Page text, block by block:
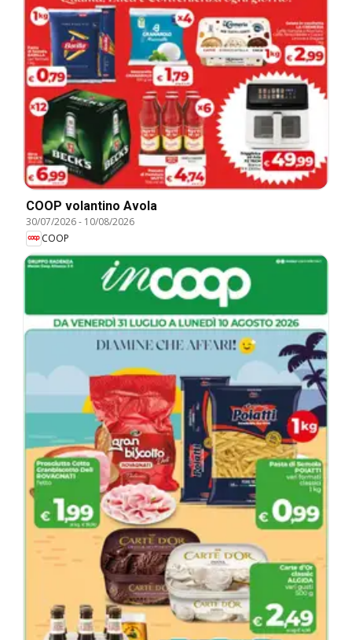
COOP volantino Avola
30/07/2026- 10/08/2026
COOP